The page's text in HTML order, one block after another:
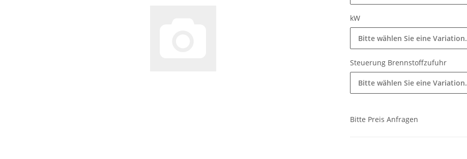
kW
Bitte wählen Sie eine Variation.
Steuerung Brennstoffzufuhr
Bitte wählen Sie eine Variation.
Bitte Preis Anfragen